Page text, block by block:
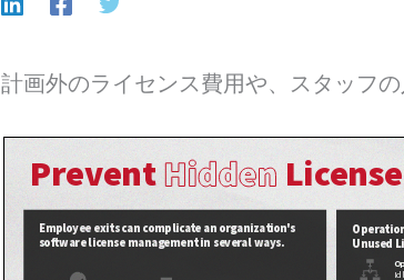
計画外のライセンス費用や、スタッフ